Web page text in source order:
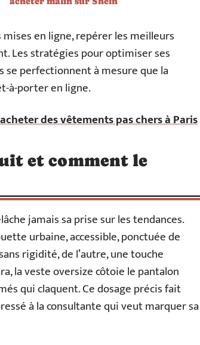
en ligne, repérer les meilleurs
Les stratégies pour optimiser ses
se perfectionnent à mesure que la
à-porter en ligne.
des vêtements pas chers à Paris
et comment le
jamais sa prise sur les tendances.
urbaine, accessible, ponctuée de
rigidité, de l’autre, une touche
la veste oversize côtoie le pantalon
qui claquent. Ce dosage précis fait
à la consultante qui veut marquer sa